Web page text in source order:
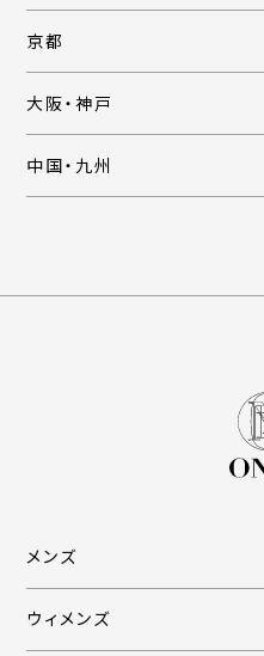
京都
大阪・神戸
中国・九州
メンズ
ウィメンズ